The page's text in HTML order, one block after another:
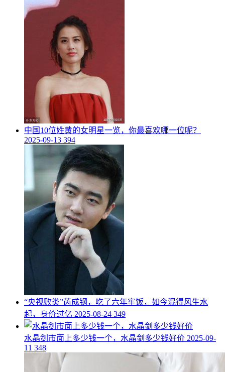
​中国10位姓黄的女明星一览，你最喜欢哪一位呢？
2025-09-13 394
​“央视败类”芮成钢，吃了六年牢饭，如今混得风生水
起，身价过亿 2025-08-24 349
​水晶剑市面上多少钱一个，水晶剑多少钱好价 2025-09-
11 348